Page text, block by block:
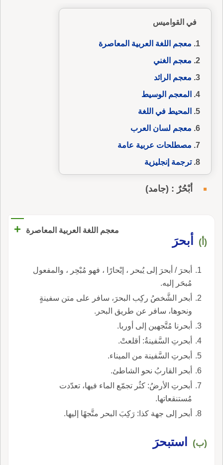
في القواميس
معجم اللغة العربية المعاصرة
معجم الغني
معجم الرائد
المعجم الوسيط
المحيط في اللغة
معجم لسان العرب
مصطلحات عربية عامة
ترجمة إنجليزية
أبْحُرٌ : (جامد)
معجم اللغة العربية المعاصرة +
(أ) أبحرَ
أبحرَ / أبحرَ إلى يُبحر ، إبْحارًا ، فهو مُبْحِر ، والمفعول
مُبحَر إليه.
أبحر الشَّخصُ ركِب البحرَ، سافر على متن سفينةٍ
ونحوها، سافر عن طريق البحر.
أبحرنا مُتَّجهين إلى أوربا.
أبحرتِ السَّفينةُ: أقلعتْ.
أبحرتِ السَّفينة من الميناء.
أبحر القاربُ نحو الشاطئ.
أبحرتِ الأرضُ: كثُر تجمّع الماء فيها، تعدّدت
مُستنقعاتها.
أبحر إلى جهة كذا: رَكِبَ البحر متَّجهًا إليها.
(ب) استبحرَ